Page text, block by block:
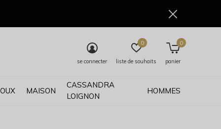
MAISON
CASSANDRA
LOIGNON
HOMMES
se connecter liste de souhaits
0
panier
0